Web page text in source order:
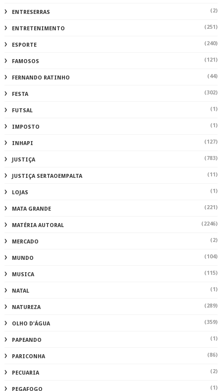
ENTRESERRAS (2)
ENTRETENIMENTO (251)
ESPORTE (240)
FAMOSOS (121)
FERNANDO RATINHO (44)
FESTA (302)
FUTSAL (1)
IMPOSTO (1)
INHAPI (127)
JUSTIÇA (783)
JUSTIÇA SERTAOEMPALTA (11)
LOJAS (1)
MATA GRANDE (221)
MATÉRIA AUTORAL (2246)
MERCADO (2)
MUNDO (104)
MUSICA (115)
NATAL (1)
NATUREZA (289)
OLHO D'ÁGUA (359)
PAPEANDO (1)
PARICONHA (86)
PECUARIA (2)
PEGAFOGO (1)